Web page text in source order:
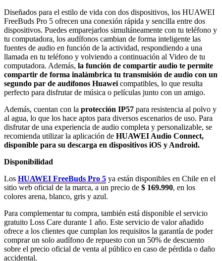
Diseñados para el estilo de vida con dos dispositivos, los HUAWEI
FreeBuds Pro 5 ofrecen una conexión rápida y sencilla entre dos
dispositivos. Puedes emparejarlos simultáneamente con tu teléfono y
tu computadora, los audífonos cambian de forma inteligente las
fuentes de audio en función de la actividad, respondiendo a una
llamada en tu teléfono y volviendo a continuación al Video de tu
computadora. Además, la función de compartir audio te permite
compartir de forma inalámbrica tu transmisión de audio con un
segundo par de audífonos Huawei compatibles, lo que resulta
perfecto para disfrutar de música o películas junto con un amigo.
Además, cuentan con la protección IP57 para resistencia al polvo y
al agua, lo que los hace aptos para diversos escenarios de uso. Para
disfrutar de una experiencia de audio completa y personalizable, se
recomienda utilizar la aplicación de HUAWEI Audio Connect,
disponible para su descarga en dispositivos iOS y Android.
Disponibilidad
Los HUAWEI FreeBuds Pro 5 ya están disponibles en Chile en el
sitio web oficial de la marca, a un precio de $ 169.990, en los
colores arena, blanco, gris y azul.
Para complementar tu compra, también está disponible el servicio
gratuito Loss Care durante 1 año. Este servicio de valor añadido
ofrece a los clientes que cumplan los requisitos la garantía de poder
comprar un solo audífono de repuesto con un 50% de descuento
sobre el precio oficial de venta al público en caso de pérdida o daño
accidental.